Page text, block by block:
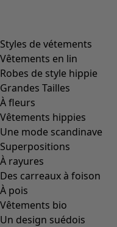
Styles de vétements
Vêtements en lin
Robes de style hippie
Grandes Tailles
À fleurs
Vêtements hippies
Une mode scandinave
Superpositions
À rayures
Des carreaux à foison
À pois
Vêtements bio
Un design suédois